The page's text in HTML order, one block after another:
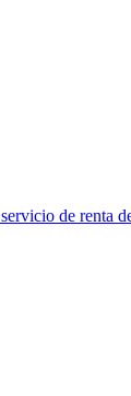
de renta